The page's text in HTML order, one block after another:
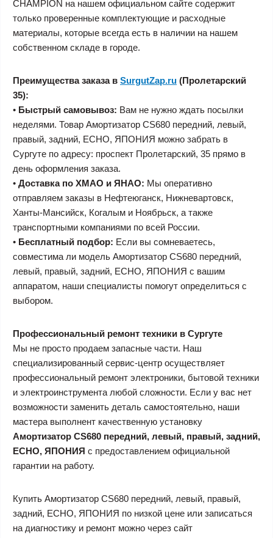
CHAMPION на нашем официальном сайте содержит
только проверенные комплектующие и расходные
материалы, которые всегда есть в наличии на нашем
собственном складе в городе.
Преимущества заказа в SurgutZap.ru (Пролетарский
35):
• Быстрый самовывоз: Вам не нужно ждать посылки
неделями. Товар Амортизатор CS680 передний, левый,
правый, задний, ECHO, ЯПОНИЯ можно забрать в
Сургуте по адресу: проспект Пролетарский, 35 прямо в
день оформления заказа.
• Доставка по ХМАО и ЯНАО: Мы оперативно
отправляем заказы в Нефтеюганск, Нижневартовск,
Ханты-Мансийск, Когалым и Ноябрьск, а также
транспортными компаниями по всей России.
• Бесплатный подбор: Если вы сомневаетесь,
совместима ли модель Амортизатор CS680 передний,
левый, правый, задний, ECHO, ЯПОНИЯ с вашим
аппаратом, наши специалисты помогут определиться с
выбором.
Профессиональный ремонт техники в Сургуте
Мы не просто продаем запасные части. Наш
специализированный сервис-центр осуществляет
профессиональный ремонт электроники, бытовой техники
и электроинструмента любой сложности. Если у вас нет
возможности заменить деталь самостоятельно, наши
мастера выполнент качественную установку
Амортизатор CS680 передний, левый, правый, задний,
ECHO, ЯПОНИЯ с предоставлением официальной
гарантии на работу.
Купить Амортизатор CS680 передний, левый, правый,
задний, ECHO, ЯПОНИЯ по низкой цене или записаться
на диагностику и ремонт можно через сайт